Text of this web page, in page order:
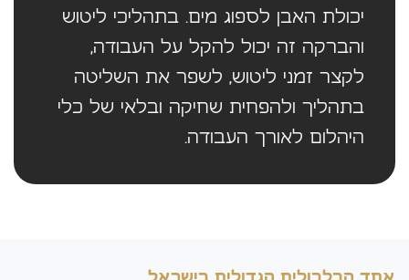
יכולת האבן לספוג מים. בתהליכי ליטוש
והברקה זה יכול להקל על העבודה,
לקצר זמני ליטוש, לשפר את השליטה
בתהליך ולהפחית שחיקה ובלאי של כלי
היהלום לאורך העבודה.